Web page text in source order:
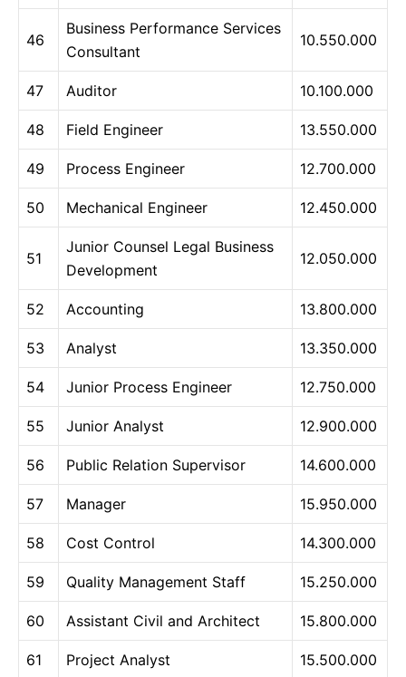
46
Business Performance Services
Consultant
10.550.000
47 Auditor 10.100.000
48 Field Engineer 13.550.000
49 Process Engineer 12.700.000
50 Mechanical Engineer 12.450.000
51
Junior Counsel Legal Business
Development
12.050.000
52 Accounting 13.800.000
53 Analyst 13.350.000
54 Junior Process Engineer 12.750.000
55 Junior Analyst 12.900.000
56 Public Relation Supervisor 14.600.000
57 Manager 15.950.000
58 Cost Control 14.300.000
59 Quality Management Staff 15.250.000
60 Assistant Civil and Architect 15.800.000
61 Project Analyst 15.500.000